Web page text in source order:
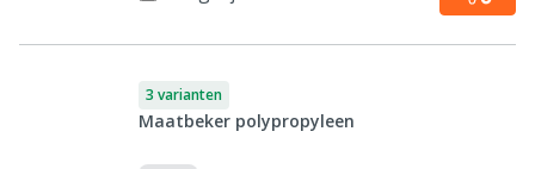
3 varianten
Maatbeker polypropyleen